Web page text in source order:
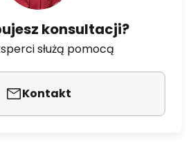
konsultacji?
służą pomocą
Kontakt